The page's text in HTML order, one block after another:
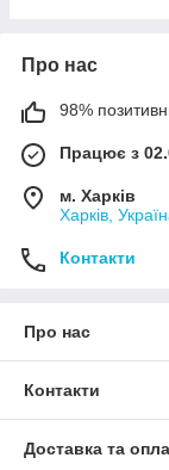
Про нас
98%
Працює з
м. Харків
Харків,
Контакти
Про нас
Контакти
Доставка та